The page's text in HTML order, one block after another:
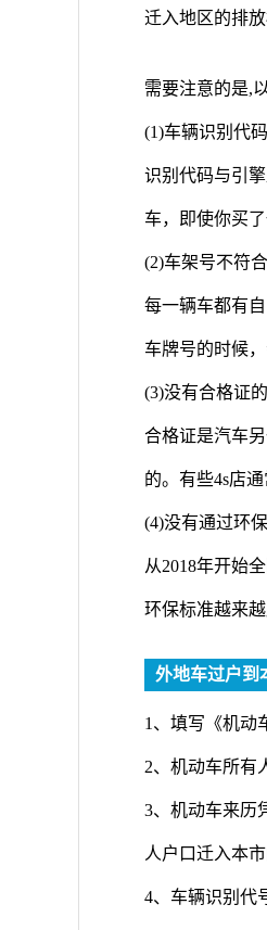
迁入地区的排
需要注意的是,
(1)车辆识别代
识别代码与引
车，即使你买
(2)车架号不符合
每一辆车都有
车牌号的时候
(3)没有合格证的
合格证是汽车
的。有些4s店
(4)没有通过环
从2018年开始
环保标准越来
外地车过户到
1、填写《机动
2、机动车所有
3、机动车来历
人户口迁入本
4、车辆识别代